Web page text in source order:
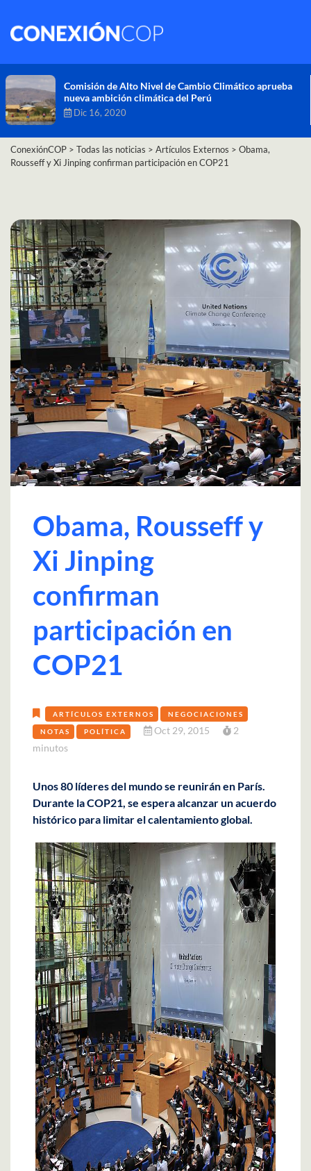
Comisión de Alto Nivel de Cambio Climático aprueba
nueva ambición climática del Perú
Dic 16, 2020
ConexiónCOP > Todas las noticias > Artículos Externos > Obama,
Rousseff y Xi Jinping confirman participación en COP21
Obama, Rousseff y
Xi Jinping
confirman
participación en
COP21
ARTÍCULOS EXTERNOS NEGOCIACIONES
NOTAS POLÍTICA Oct 29, 2015
2
minutos
Unos 80 líderes del mundo se reunirán en París.
Durante la COP21, se espera alcanzar un acuerdo
histórico para limitar el calentamiento global.